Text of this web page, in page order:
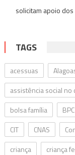
solicitam apoio
TAGS
acessuas
assistência social
bolsa família
BPC
CIT
CNAS
criança
criança